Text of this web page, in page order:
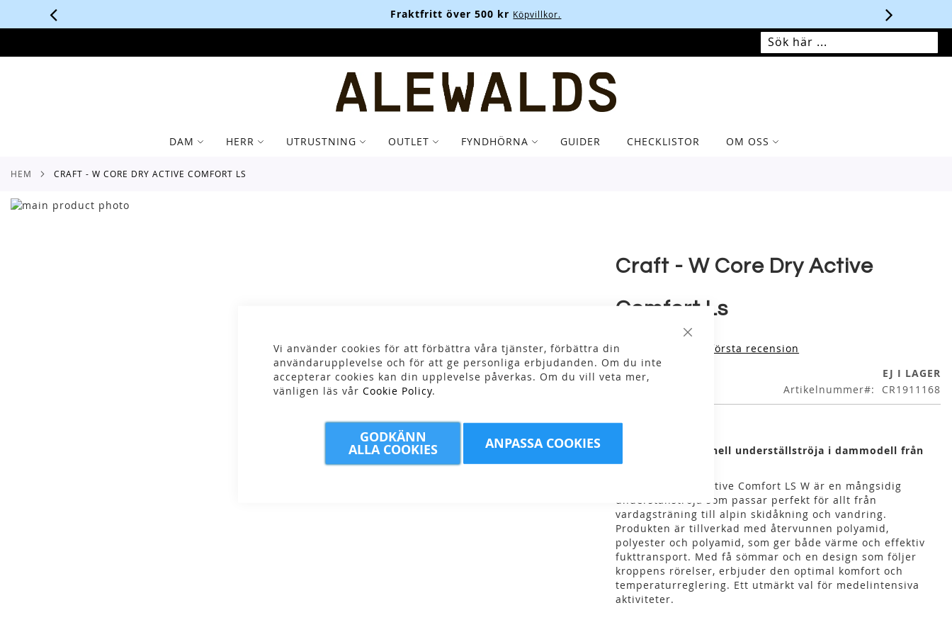
Stäng
Vi använder cookies för att förbättra våra tjänster, förbättra din
användarupplevelse och för att ge personliga erbjudanden. Om du inte
accepterar cookies kan din upplevelse påverkas. Om du vill veta mer,
vänligen läs vår Cookie Policy.
GODKÄNN
ALLA COOKIES ANPASSA COOKIES
Fraktfritt över 500 kr Köpvillkor.
SÖK SÖK
MIN VARUKORG
DAM HERR UTRUSTNING OUTLET FYNDHÖRNA GUIDER CHECKLISTOR OM OSS
HEM CRAFT - W CORE DRY ACTIVE COMFORT LS
Skip
Craft - W Core Dry Active
Comfort Ls
Skriv produktens första recension
EJ I LAGER
Artikelnummer
CR1911168
Mjuk och funktionell underställströja i dammodell från
Craft
Crafts Core Dry Active Comfort LS W är en mångsidig
underställströja som passar perfekt för allt från
vardagsträning till alpin skidåkning och vandring.
Produkten är tillverkad med återvunnen polyamid,
polyester och polyamid, som ger både värme och effektiv
fukttransport. Med få sömmar och en design som följer
kroppens rörelser, erbjuder den optimal komfort och
temperaturreglering. Ett utmärkt val för medelintensiva
aktiviteter.